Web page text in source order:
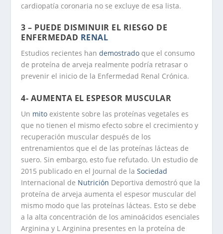
cardiopatía coronaria no se excluye de esa lista.
3 – PUEDE DISMINUIR EL RIESGO DE
ENFERMEDAD RENAL
Estudios recientes handemostrado que el consumo
de proteína de arveja realmente podría retrasar o
prevenir el inicio de la Enfermedad Renal Crónica.
4- AUMENTA EL ESPESOR MUSCULAR
Un mito existente sobre las proteínas vegetales es
que no tienen el mismo efecto sobre el crecimiento y
recuperación muscular después de los
entrenamientos que el de las proteínas lácteas de
suero. Sin embargo, esto fue refutado. Un estudio de
2015 publicado en el Journal de laSociedad
Internacional de Nutrición Deportiva demostró que la
proteína de arveja aumenta el espesor muscular del
mismo modo que las proteínas lácteas. Esto se debe
a la alta concentración de los aminoácidos esenciales
Arginina y L Arginina presentes en la proteína de